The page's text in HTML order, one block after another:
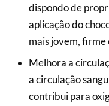
dispondo de
aplicação do
mais jovem, firme
Melhora a
a circulação
contribui para